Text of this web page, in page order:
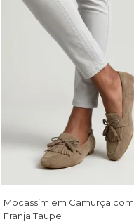
Mocassim em Camurça com
Franja Taupe